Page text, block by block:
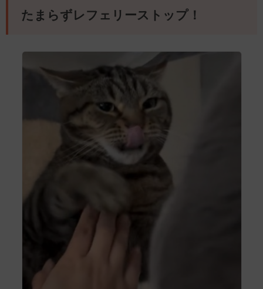
たまらずレフェリーストップ！